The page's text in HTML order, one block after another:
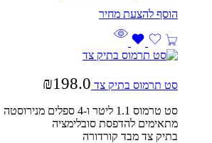
סט תרמוס בתיק צד ₪198.0
סט טרמוס 1.1 ליטר ו-4 ספלים מנירוסטה
מתאימים להדפסת סובלימציה
בתיק צד מבד קורדורה